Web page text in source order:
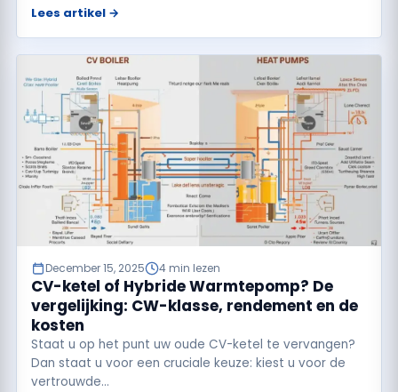
Lees artikel →
December 15, 2025 4 min lezen
CV-ketel of Hybride Warmtepomp? De
vergelijking: CW-klasse, rendement en de
kosten
Staat u op het punt uw oude CV-ketel te vervangen?
Dan staat u voor een cruciale keuze: kiest u voor de
vertrouwde…